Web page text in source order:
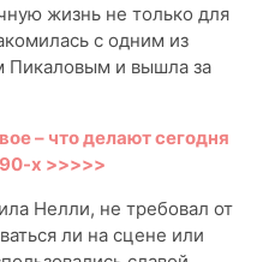
жизнь не только для
с одним из
Пикаловым и вышла за
– что делают сегодня
х >>>>>
Нелли, не требовал от
ли на сцене или